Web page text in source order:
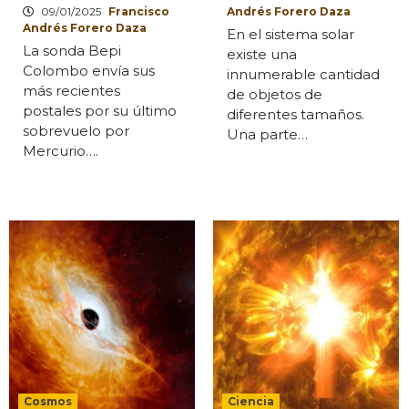
09/01/2025 Francisco
Andrés Forero Daza
La sonda Bepi
Colombo envía sus
más recientes
postales por su último
sobrevuelo por
Mercurio….
Andrés Forero Daza
En el sistema solar
existe una
innumerable cantidad
de objetos de
diferentes tamaños.
Una parte…
Cosmos Ciencia